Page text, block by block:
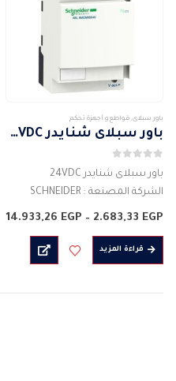
باور سبلاى, قواطع و أجهزة تحكم
باور سبلاى شنايدر 24VDC
باور سبلاى شنايدر 24VDC
الشركة المصنعة : SCHNEIDER
الالوان : الابيض
المادة:بلاستيك
وصف : باور سبلاى
2.683,33 EGP
–
14.933,26 EGP
قراءة المزيد